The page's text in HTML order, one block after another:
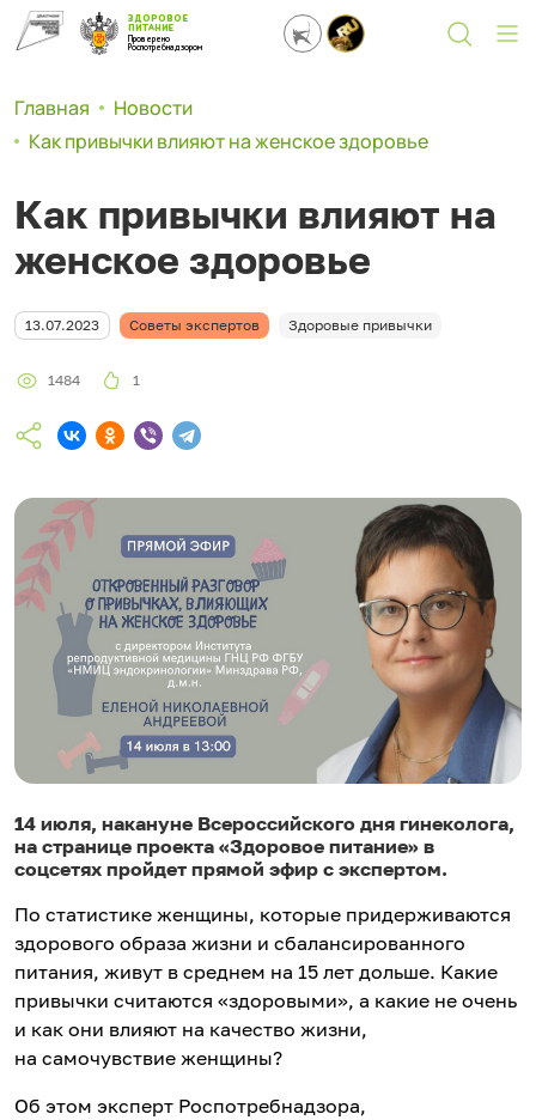
ЗДОРОВОЕ
ПИТАНИЕ
Проверено
Роспотребнадзором
Главная
Новости
Как привычки влияют на женское здоровье
Как привычки влияют на
женское здоровье
13.07.2023 Советы экспертов Здоровые привычки
1484 1
14 июля, накануне Всероссийского дня гинеколога,
на странице проекта «Здоровое питание» в
соцсетях пройдет прямой эфир с экспертом.
По статистике женщины, которые придерживаются
здорового образа жизни и сбалансированного
питания, живут в среднем на 15 лет дольше. Какие
привычки считаются «здоровыми», а какие не очень
и как они влияют на качество жизни,
на самочувствие женщины?
Об этом эксперт Роспотребнадзора,